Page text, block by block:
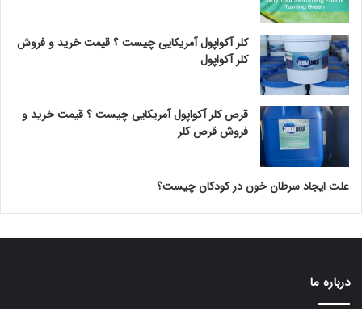
کلر آکواپول آمریکایی چیست ؟ قیمت خرید و فروش
کلر آکواپول
قرص کلر آکواپول آمریکایی چیست ؟ قیمت خرید و
فروش قرص کلر
علت ایجاد سرطان خون در کودکان چیست؟
درباره ما